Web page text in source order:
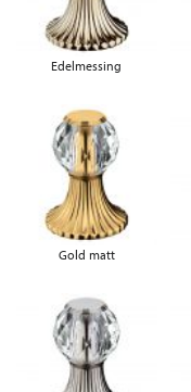
Edelmessing
Gold matt